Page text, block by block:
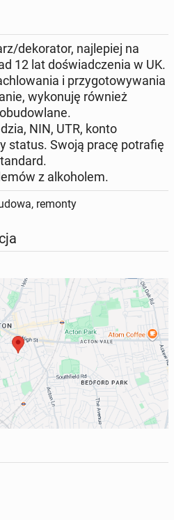
dekorator, najlepiej na
12 lat doświadczenia w UK.
i przygotowywania
wykonuję również
NIN, UTR, konto
status. Swoją pracę potrafię
z alkoholem.
remonty